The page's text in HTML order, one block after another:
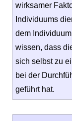
wirksamer
Individuums
dem
wissen, dass
sich selbst zu
bei der
geführt hat.